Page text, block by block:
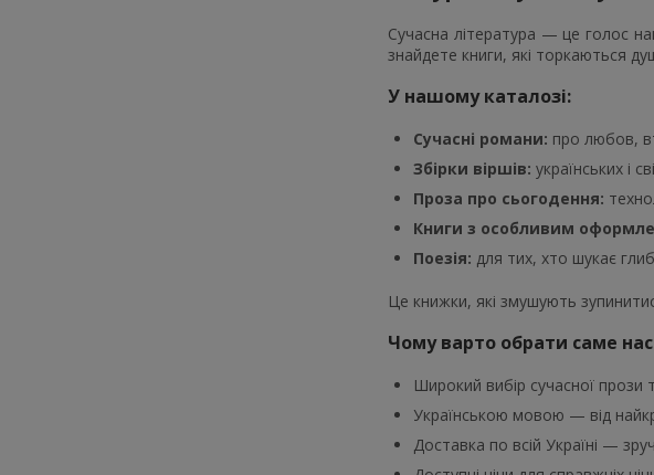
Сучасна література — це голос
знайдете книги, які торкаються
У нашому каталозі:
Сучасні романи: про любов,
Збірки віршів: українських і
Проза про сьогодення:
Книги з особливим
Поезія: для тих, хто шукає
Це книжки, які змушують
Чому варто обрати саме
Широкий вибір сучасної прози
Українською мовою — від
Доставка по всій Україні —